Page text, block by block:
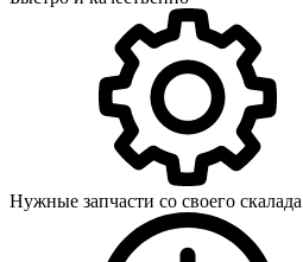
Нужные запчасти со своего скалада